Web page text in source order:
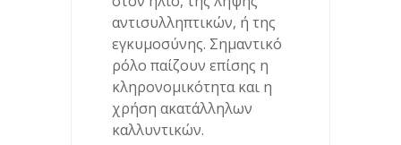
αντισυλληπτικών, ή της
εγκυμοσύνης. Σημαντικό
ρόλο παίζουν επίσης η
κληρονομικότητα και η
χρήση ακατάλληλων
καλλυντικών.